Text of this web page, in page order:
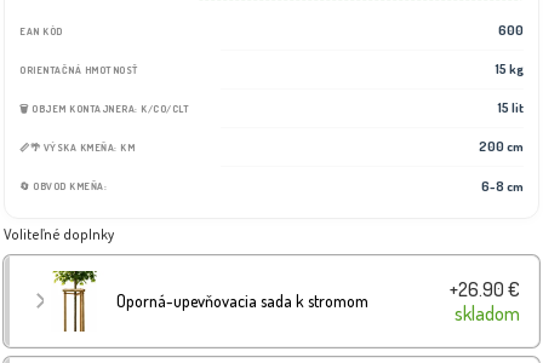
EAN KÓD 600
ORIENTAČNÁ HMOTNOSŤ 15 kg
🗑️ OBJEM KONTAJNERA: K/CO/CLT 15 lit
📏🌴 VÝSKA KMEŇA: KM 200 cm
🔄 OBVOD KMEŇA: 6-8 cm
Voliteľné doplnky
Oporná-upevňovacia sada k stromom
+26.90 €
skladom